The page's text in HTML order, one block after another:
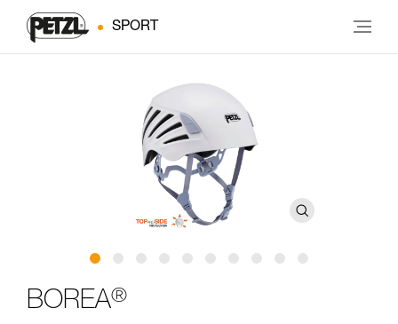
SPORT
BOREA®